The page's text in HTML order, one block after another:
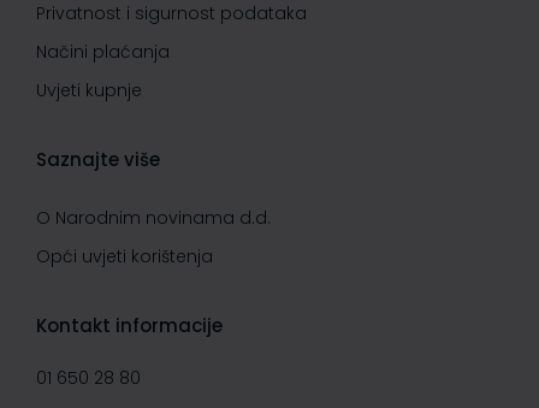
Privatnost i sigurnost podataka
Načini plaćanja
Uvjeti kupnje
Saznajte više
O Narodnim novinama d.d.
Opći uvjeti korištenja
Kontakt informacije
01 650 28 80